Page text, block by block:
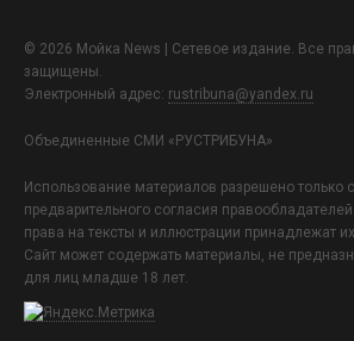
© 2026 Мойка News | Сетевое издание. Все
защищены.
Электронный адрес: rustribuna@yandex.ru
Объединенные СМИ «РУСТРИБУНА»
Использование материалов разрешено только с
предварительного согласия
права на тексты и иллюстрации принадлежат
Сайт может содержать материалы, не
для лиц младше 18 лет.